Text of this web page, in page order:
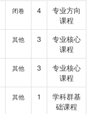
闭卷 4
专业方向
课程
其他 3
专业核心
课程
其他 3
专业核心
课程
其他 1
学科群基
础课程